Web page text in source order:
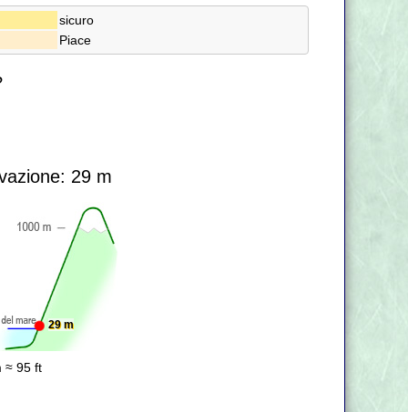
sicuro
Piace
29 m
29 m
≈ 95 ft